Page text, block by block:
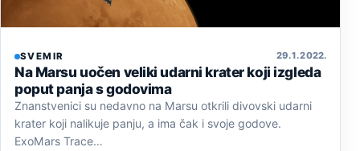
SVEMIR 29. 1. 2022.
Na Marsu uočen veliki udarni krater koji izgleda
poput panja s godovima
Znanstvenici su nedavno na Marsu otkrili divovski udarni
krater koji nalikuje panju, a ima čak i svoje godove.
ExoMars Trace…